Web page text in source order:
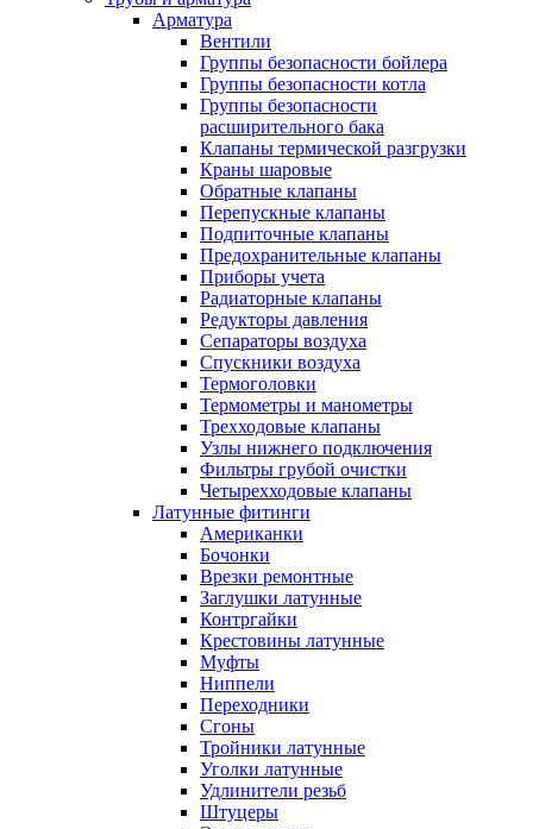
Арматура
Вентили
Группы безопасности бойлера
Группы безопасности котла
Группы безопасности
расширительного бака
Клапаны термической разгрузки
Краны шаровые
Обратные клапаны
Перепускные клапаны
Подпиточные клапаны
Предохранительные клапаны
Приборы учета
Радиаторные клапаны
Редукторы давления
Сепараторы воздуха
Спускники воздуха
Термоголовки
Термометры и манометры
Трехходовые клапаны
Узлы нижнего подключения
Фильтры грубой очистки
Четырехходовые клапаны
Латунные фитинги
Американки
Бочонки
Врезки ремонтные
Заглушки латунные
Контргайки
Крестовины латунные
Муфты
Ниппели
Переходники
Сгоны
Тройники латунные
Уголки латунные
Удлинители резьб
Штуцеры